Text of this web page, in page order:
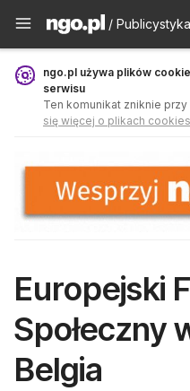
Publicystyka -
/ Publicystyka
ngo.pl używa plików
serwisu
Ten komunikat zniknie
się więcej o plikach cookies
Europejski
Społeczny
Belgia